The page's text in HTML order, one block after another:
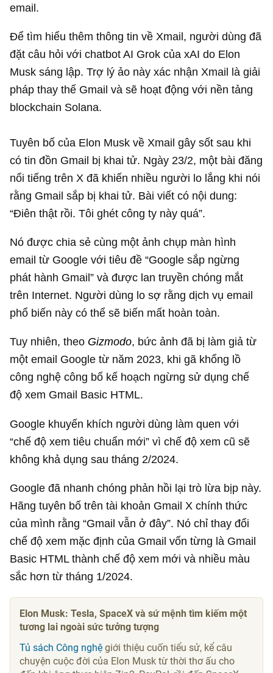
email.
Để tìm hiểu thêm thông tin về Xmail, người dùng đã
đặt câu hỏi với chatbot AI Grok của xAI do Elon
Musk sáng lập. Trợ lý ảo này xác nhận Xmail là giải
pháp thay thế Gmail và sẽ hoạt động với nền tảng
blockchain Solana.
Tuyên bố của Elon Musk về Xmail gây sốt sau khi
có tin đồn Gmail bị khai tử. Ngày 23/2, một bài đăng
nổi tiếng trên X đã khiến nhiều người lo lắng khi nói
rằng Gmail sắp bị khai tử. Bài viết có nội dung:
“Điên thật rồi. Tôi ghét công ty này quá”.
Nó được chia sẻ cùng một ảnh chụp màn hình
email từ Google với tiêu đề “Google sắp ngừng
phát hành Gmail” và được lan truyền chóng mắt
trên Internet. Người dùng lo sợ rằng dịch vụ email
phổ biến này có thể sẽ biến mất hoàn toàn.
Tuy nhiên, theo Gizmodo, bức ảnh đã bị làm giả từ
một email Google từ năm 2023, khi gã khổng lồ
công nghệ công bố kế hoạch ngừng sử dụng chế
độ xem Gmail Basic HTML.
Google khuyến khích người dùng làm quen với
“chế độ xem tiêu chuẩn mới” vì chế độ xem cũ sẽ
không khả dụng sau tháng 2/2024.
Google đã nhanh chóng phản hồi lại trò lừa bịp này.
Hãng tuyên bố trên tài khoản Gmail X chính thức
của mình rằng “Gmail vẫn ở đây”. Nó chỉ thay đổi
chế độ xem mặc định của Gmail vốn từng là Gmail
Basic HTML thành chế độ xem mới và nhiều màu
sắc hơn từ tháng 1/2024.
Elon Musk: Tesla, SpaceX và sứ mệnh tìm kiếm một
tương lai ngoài sức tưởng tượng
Tủ sách Công nghệ giới thiệu cuốn tiểu sử, kể câu
chuyện cuộc đời của Elon Musk từ thời thơ ấu cho